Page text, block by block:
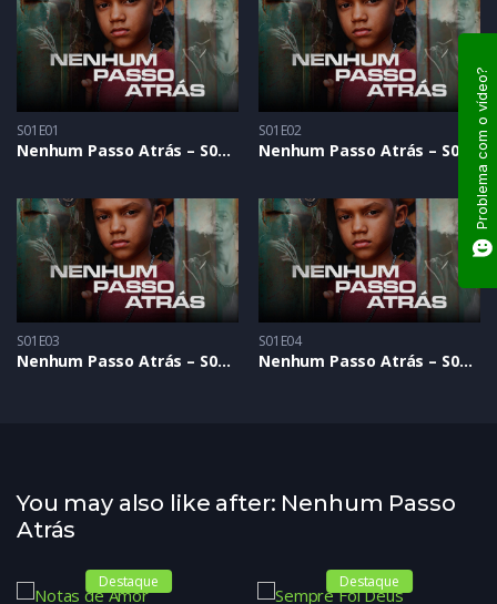
S01E01
Nenhum Passo Atrás – S01E01
S01E02
S01E03
Nenhum Passo Atrás – S01E03
S01E04
Nenhum Passo Atrás – S01E04
You may also like after: Nenhum Passo
Atrás
Destaque Destaque
Problema com o vídeo?